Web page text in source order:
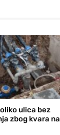
ulica bez
zbog kvara na